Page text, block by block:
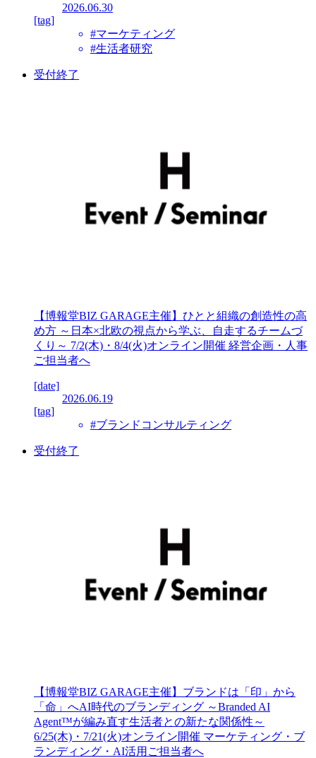
2026.06.30
[tag]
#マーケティング
#生活者研究
受付終了
【博報堂BIZ GARAGE主催】ひとと組織の創造性の高
め方 ～日本×北欧の視点から学ぶ、自走するチームづ
くり～ 7/2(木)・8/4(火)オンライン開催 経営企画・人事
ご担当者へ
[date]
2026.06.19
[tag]
#ブランドコンサルティング
受付終了
【博報堂BIZ GARAGE主催】ブランドは「印」から
「命」へAI時代のブランディング ～Branded AI
Agent™が編み直す生活者との新たな関係性～
6/25(木)・7/21(火)オンライン開催 マーケティング・ブ
ランディング・AI活用ご担当者へ